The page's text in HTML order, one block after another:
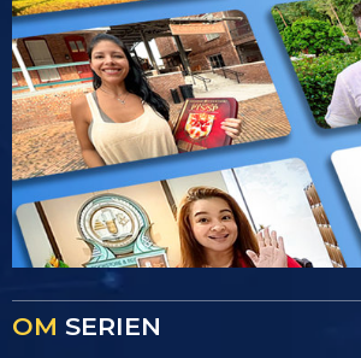
OM SERIEN